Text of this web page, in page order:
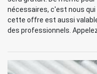
nécessaires, c'est nous
cette offre est aussi
des professionnels.